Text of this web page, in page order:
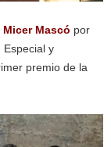
Mascó por
Especial y
premio de la